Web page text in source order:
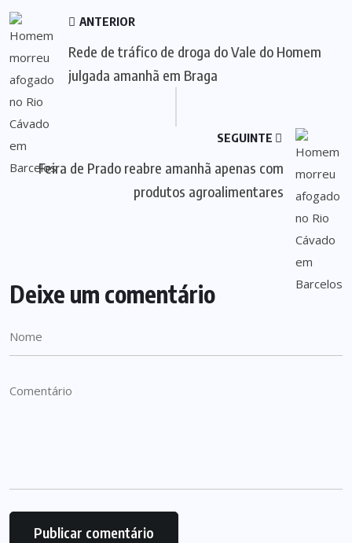
ANTERIOR
Rede de tráfico de droga do Vale do Homem
julgada amanhã em Braga
SEGUINTE
Feira de Prado reabre amanhã apenas com
produtos agroalimentares
Deixe um comentário